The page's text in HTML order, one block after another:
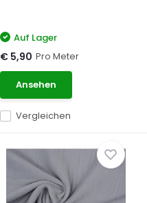
Vergleichen
Auf Lager
€ 5,90 Pro Meter
Ansehen